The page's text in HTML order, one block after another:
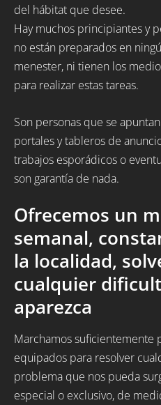
del hábitat que desee.
Hay muchos principiantes y
no están preparados en
menester, ni tienen los
para realizar estas tareas.
Son personas que se
portales y tableros de
trabajos esporádicos o
son garantía de nada.
Ofrecemos un
semanal,
la localidad,
cualquier
aparezca
Marchamos suficientemente
equipados para resolver
problema que nos pueda
especial o exclusivo, de